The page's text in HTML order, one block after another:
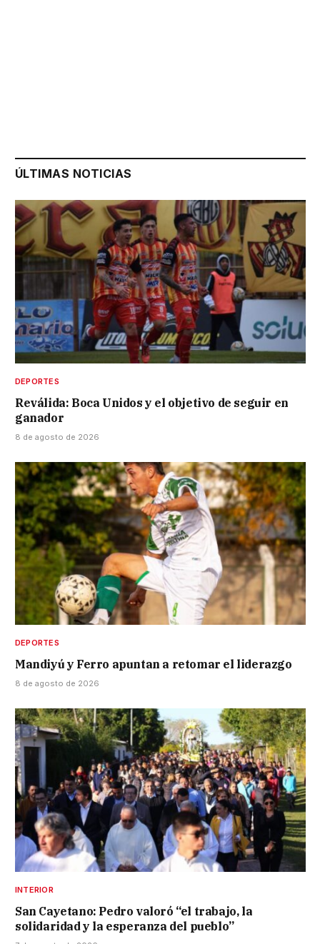
ÚLTIMAS NOTICIAS
DEPORTES
Reválida: Boca Unidos y el objetivo de seguir en
ganador
8 de agosto de 2026
DEPORTES
Mandiyú y Ferro apuntan a retomar el liderazgo
8 de agosto de 2026
INTERIOR
San Cayetano: Pedro valoró “el trabajo, la
solidaridad y la esperanza del pueblo”